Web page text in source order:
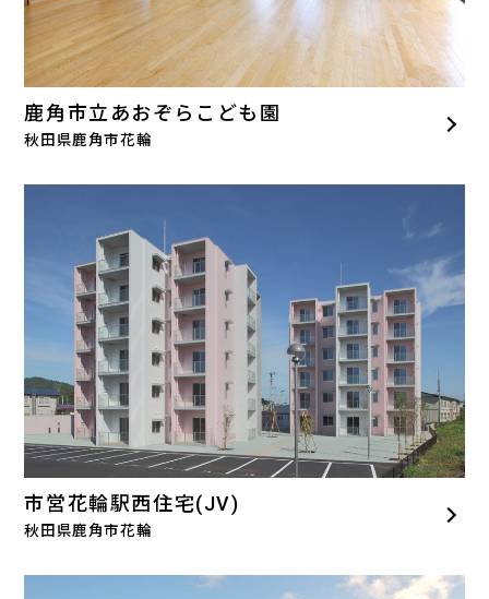
鹿角市立あおぞらこども園
秋田県鹿角市花輪
市営花輪駅西住宅(JV)
秋田県鹿角市花輪